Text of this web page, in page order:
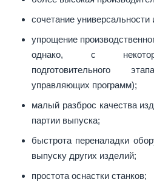
сочетание универсальности
упрощение
однако, с
подготовительного
управляющих программ);
малый разброс качества
партии выпуска;
быстрота переналадки
выпуску других изделий;
простота оснастки станков;